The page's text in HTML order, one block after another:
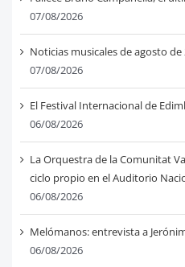
07/08/2026
Noticias musicales de agosto de
07/08/2026
El Festival Internacional de
06/08/2026
La Orquestra de la Comunitat
ciclo propio en el Auditorio
06/08/2026
Melómanos: entrevista a
06/08/2026